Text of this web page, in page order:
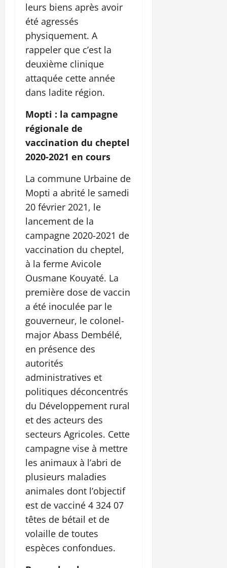
leurs biens après avoir
été agressés
physiquement. A
rappeler que c’est la
deuxième clinique
attaquée cette année
dans ladite région.
Mopti : la campagne
régionale de
vaccination du cheptel
2020-2021 en cours
La commune Urbaine de
Mopti a abrité le samedi
20 février 2021, le
lancement de la
campagne 2020-2021 de
vaccination du cheptel,
à la ferme Avicole
Ousmane Kouyaté. La
première dose de vaccin
a été inoculée par le
gouverneur, le colonel-
major Abass Dembélé,
en présence des
autorités
administratives et
politiques déconcentrés
du Développement rural
et des acteurs des
secteurs Agricoles. Cette
campagne vise à mettre
les animaux à l’abri de
plusieurs maladies
animales dont l’objectif
est de vacciné 4 324 07
têtes de bétail et de
volaille de toutes
espèces confondues.